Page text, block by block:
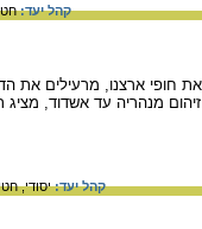
קהל יעד:
את חופי ארצנו, מרעילים את
מנהריה עד אשדוד, מציג
קהל יעד:יסודי,